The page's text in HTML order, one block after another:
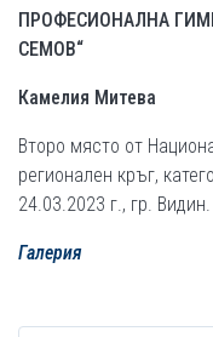
ПРОФЕСИОНАЛНА
СЕМОВ“
Камелия Митева
Второ място от
регионален кръг,
24.03.2023 г., гр. Видин.
Галерия